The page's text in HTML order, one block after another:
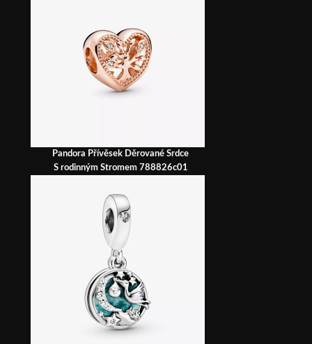
Pandora Přívěsek Děrované Srdce
S rodinným Stromem 788826c01